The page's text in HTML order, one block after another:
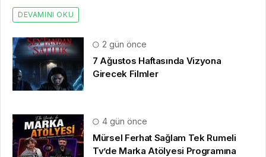
DEVAMINI OKU
2 gün önce
7 Ağustos Haftasında Vizyona
Girecek Filmler
4 gün önce
Mürsel Ferhat Sağlam Tek Rumeli
Tv’de Marka Atölyesi Programına